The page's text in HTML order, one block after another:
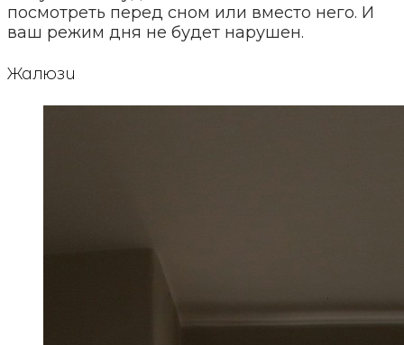
посмотреть перед сном или вместо него. И
ваш режим дня не будет нарушен.
Жалюзи